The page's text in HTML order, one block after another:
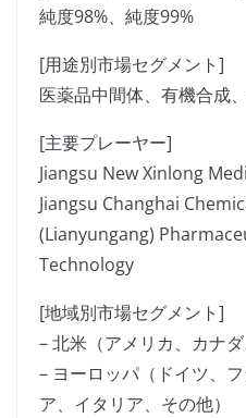
純度98%、純度99%
[用途別市場セグメント]
医薬品中間体、有機合成
[主要プレーヤー]
Jiangsu New Xinlong
Jiangsu Changhai
(Lianyungang)
Technology
[地域別市場セグメント]
– 北米（アメリカ、カナダ
– ヨーロッパ（ドイツ、
ア、イタリア、その他）